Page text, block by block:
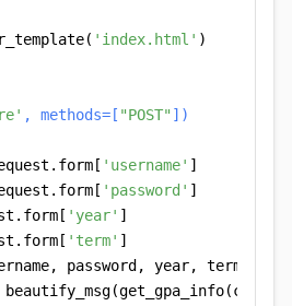
'index.html' )
, methods=[ "POST" ] )
'username' ]
'password' ]
'year' ]
'term' ]
password, year, term]